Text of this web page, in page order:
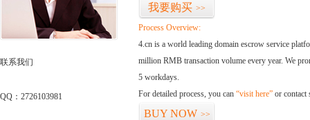
联系我们
QQ：2726103981
我要购买 >>
Process Overview:
4.cn is a world leading domain escrow service
million RMB transaction volume every year. We
5 workdays.
For detailed process, you can “visit here” or contact
BUY NOW >>